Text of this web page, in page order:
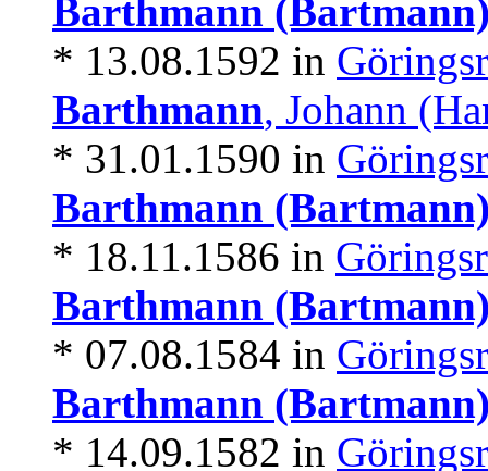
Barthmann
* 13.08.1592 in
Barthmann, Johann
* 31.01.1590 in
Barthmann
* 18.11.1586 in
Barthmann
* 07.08.1584 in
Barthmann
* 14.09.1582 in